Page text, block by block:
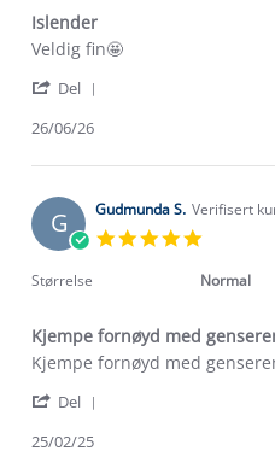
Islender
Review
Erna
on
Jun
review
Islender
Veldig fin🤩
Del
Erna
on
26
Jun
26/06/26
G Gudmunda S. Verifisert
rating
Størrelse Normal
Kjempe fornøyd med
Review
Gudmunda
on
review
Kjempe
med
Kjempe fornøyd med
Del
25/02/25